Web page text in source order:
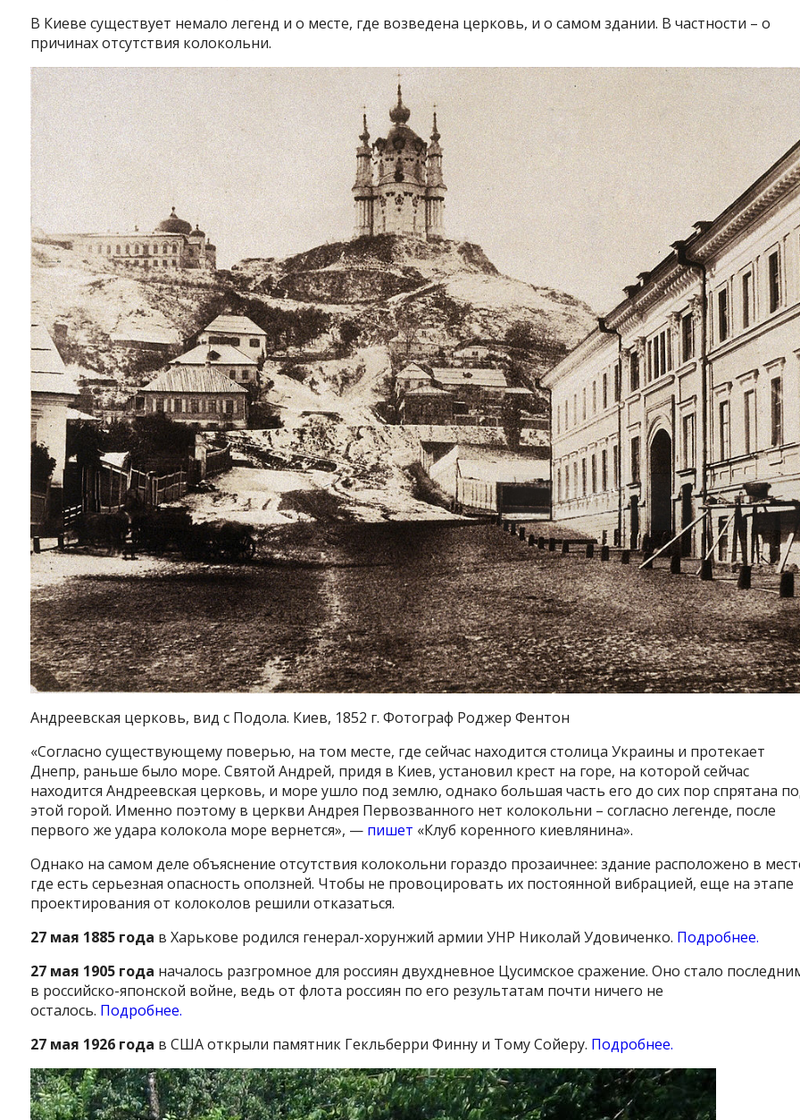
В Киеве существует немало легенд и о месте, где возведена церковь, и о самом здании. В частности – о
причинах отсутствия колокольни.
Андреевская церковь, вид с Подола. Киев, 1852 г. Фотограф Роджер Фентон
«Согласно существующему поверью, на том месте, где сейчас находится столица Украины и протекает
Днепр, раньше было море. Святой Андрей, придя в Киев, установил крест на горе, на которой сейчас
находится Андреевская церковь, и море ушло под землю, однако большая часть его до сих пор спрятана
этой горой. Именно поэтому в церкви Андрея Первозванного нет колокольни – согласно легенде, после
первого же удара колокола море вернется», — пишет «Клуб коренного киевлянина».
Однако на самом деле объяснение отсутствия колокольни гораздо прозаичнее: здание расположено в
где есть серьезная опасность оползней. Чтобы не провоцировать их постоянной вибрацией, еще на этапе
проектирования от колоколов решили отказаться.
27 мая 1885 года в Харькове родился генерал-хорунжий армии УНР Николай Удовиченко. Подробнее.
27 мая 1905 года началось разгромное для россиян двухдневное Цусимское сражение. Оно стало
в российско-японской войне, ведь от флота россиян по его результатам почти ничего не
осталось. Подробнее.
27 мая 1926 года в США открыли памятник Гекльберри Финну и Тому Сойеру. Подробнее.